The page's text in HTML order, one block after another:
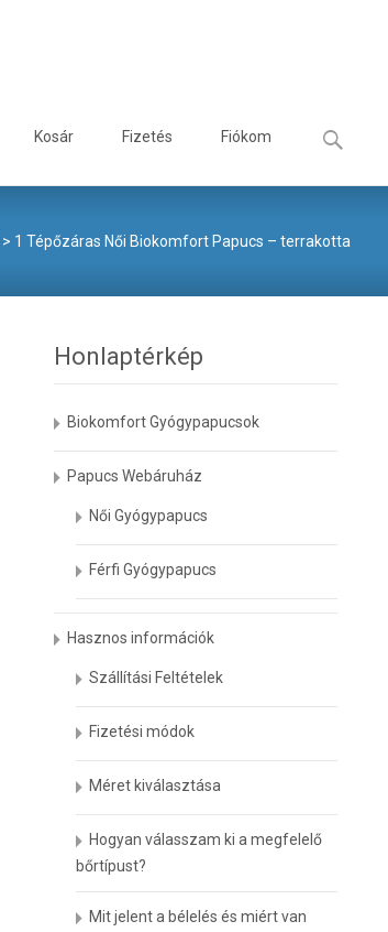
Kosár Fizetés Fiókom Keresés:
> 1 Tépőzáras Női Biokomfort Papucs – terrakotta
Honlaptérkép
Biokomfort Gyógypapucsok
Papucs Webáruház
Női Gyógypapucs
Férfi Gyógypapucs
Hasznos információk
Szállítási Feltételek
Fizetési módok
Méret kiválasztása
Hogyan válasszam ki a megfelelő
bőrtípust?
Mit jelent a bélelés és miért van